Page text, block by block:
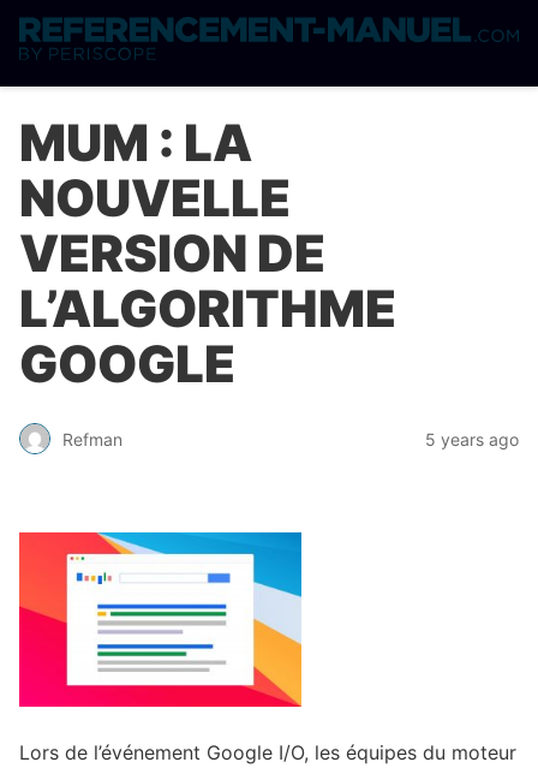
MUM : LA
NOUVELLE
VERSION DE
L’ALGORITHME
GOOGLE
Refman 5 years ago
Lors de l’événement Google I/O, les équipes du moteur